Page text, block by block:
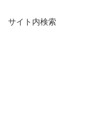
サイト内検索